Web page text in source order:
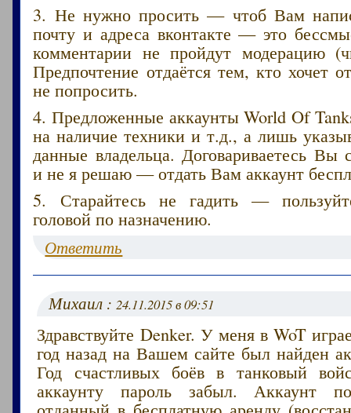
3. Не нужно просить — чтоб Вам
почту и адреса вконтакте — это
комментарии не пройдут модерацию
Предпочтение отдаётся тем, кто хочет
не попросить.
4. Предложенные аккаунты World Of
на наличие техники и т.д., а лишь
данные владельца. Договариваетесь Вы
и не я решаю — отдать Вам аккаунт
5. Старайтесь не гадить —
головой по назначению.
Ответить
Михаил :24.11.2015 в 09:51
Здравствуйте Denker. У меня в WoT
год назад на Вашем сайте был найден
Год счастливых боёв в танковый
аккаунту пароль забыл. Аккаунт